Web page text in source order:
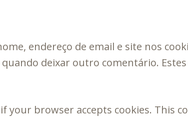
endereço de email e site nos
deixar outro comentário. Estes
browser accepts cookies. This